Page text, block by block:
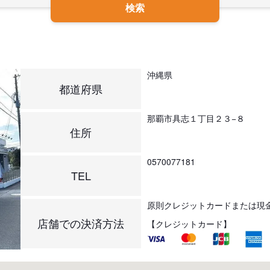
検索
都道府県
沖縄県
住所
那覇市具志１丁目２３−８
TEL
0570077181
店舗での決済方法
原則クレジットカードまたは現
【クレジットカード】